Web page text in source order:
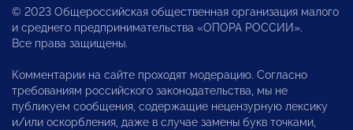
© 2023 Общероссийская общественная организация малого
и среднего предпринимательства «ОПОРА РОССИИ».
Все права защищены.
Комментарии на сайте проходят модерацию. Согласно
требованиям российского законодательства, мы не
публикуем сообщения, содержащие нецензурную лексику
и/или оскорбления, даже в случае замены букв точками,